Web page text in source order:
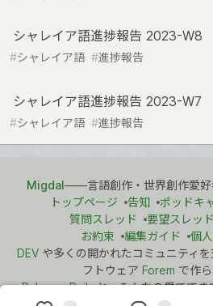
シャレイア語進捗報告 2023-W8
#シャレイア語 #進捗報告
シャレイア語進捗報告 2023-W7
#シャレイア語 #進捗報告
Migdal――言語創作・世界創作愛好
トップページ
告知 ポッドキ
質問スレッド
要望スレッド
お約束
編集ガイド
個
DEV や多くの開かれたコミュニティを
フトウェア Forem で作ら
Ruby on Railsと、みんなの愛でで